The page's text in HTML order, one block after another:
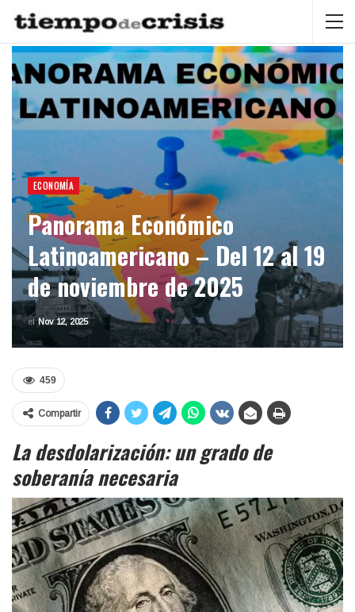
ECONOMÍA
Panorama Económico
Latinoamericano – Del 12 al 19
de noviembre de 2025
elNov 12, 2025
459
Compartir
La desdolarización: un grado de
soberanía necesaria